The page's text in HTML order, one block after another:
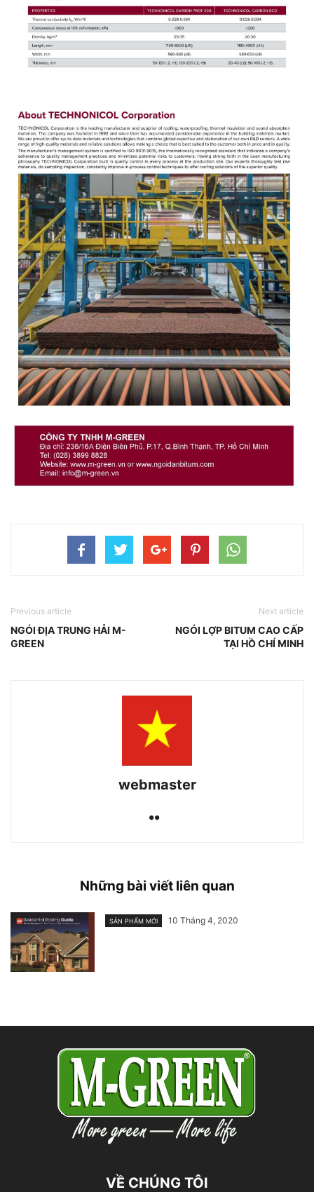
Previous article
NGÓI ĐỊA TRUNG HẢI M-
GREEN
Next article
NGÓI LỢP BITUM CAO CẤP
TẠI HỒ CHÍ MINH
webmaster
Những bài viết liên quan
SẢN PHẨM MỚI 10 Tháng 4, 2020
VỀ CHÚNG TÔI